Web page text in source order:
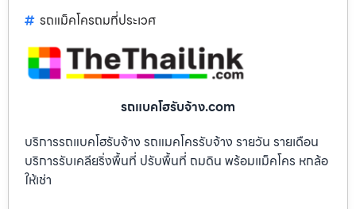
รถแม็คโครถมที่ประเวศ
รถแบคโฮรับจ้าง.com
บริการรถแบคโฮรับจ้าง รถแมคโครรับจ้าง รายวัน รายเดือน
บริการรับเคลียริ่งพื้นที่ ปรับพื้นที่ ถมดิน พร้อมแม็คโคร หกล้อ
ให้เช่า